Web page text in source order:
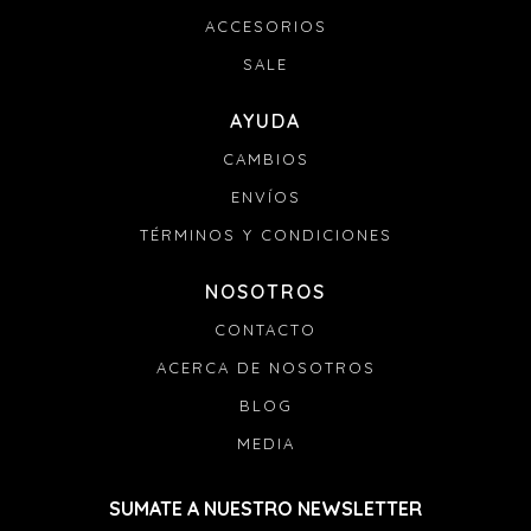
ACCESORIOS
SALE
AYUDA
CAMBIOS
ENVÍOS
TÉRMINOS Y CONDICIONES
NOSOTROS
CONTACTO
ACERCA DE NOSOTROS
BLOG
MEDIA
SUMATE A NUESTRO NEWSLETTER